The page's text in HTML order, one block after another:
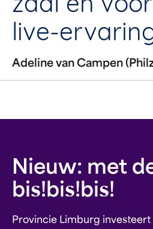
zaal en
live-
Adeline van Campen
Nieuw: met
bis!bis!bis!
Provincie Limburg